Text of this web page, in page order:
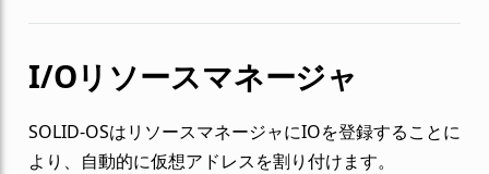
I/Oリソースマネージャ
SOLID-OSはリソースマネージャにIOを登録することに
より、自動的に仮想アドレスを割り付けます。